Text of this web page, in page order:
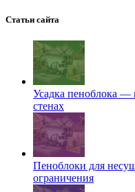
Статьи сайта
Усадка пеноблока —
стенах
Пеноблоки для
ограничения